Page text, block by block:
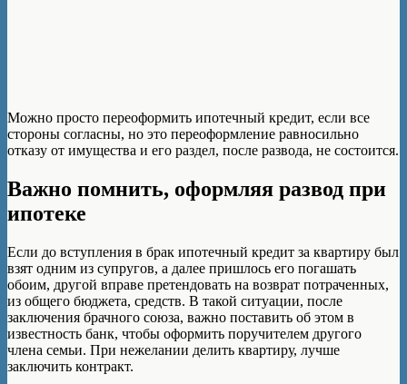
Можно просто переоформить ипотечный кредит, если все
стороны согласны, но это переоформление равносильно
отказу от имущества и его раздел, после развода, не состоится.
Важно помнить, оформляя развод при
ипотеке
Если до вступления в брак ипотечный кредит за квартиру был
взят одним из супругов, а далее пришлось его погашать
обоим, другой вправе претендовать на возврат потраченных,
из общего бюджета, средств. В такой ситуации, после
заключения брачного союза, важно поставить об этом в
известность банк, чтобы оформить поручителем другого
члена семьи. При нежелании делить квартиру, лучше
заключить контракт.